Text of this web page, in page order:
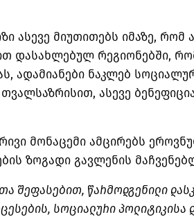
ასევე მიუთითებს იმაზე, რომ
დასახლებულ რეგიონებში,
ადამიანები ნაკლებ
ასევე
მონაცემი ამცირებს
ზოგადი გავლენის
შეფასებით, წარმოდგენილი
სოციალური პოლიტიკისა